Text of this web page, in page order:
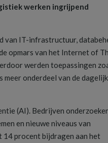
werken ingrijpend
van IT-infrastructuur,
opmars van het Internet of
werden toepassingen
onderdeel van de
(AI). Bedrijven
en nieuwe niveaus van
procent bijdragen aan het